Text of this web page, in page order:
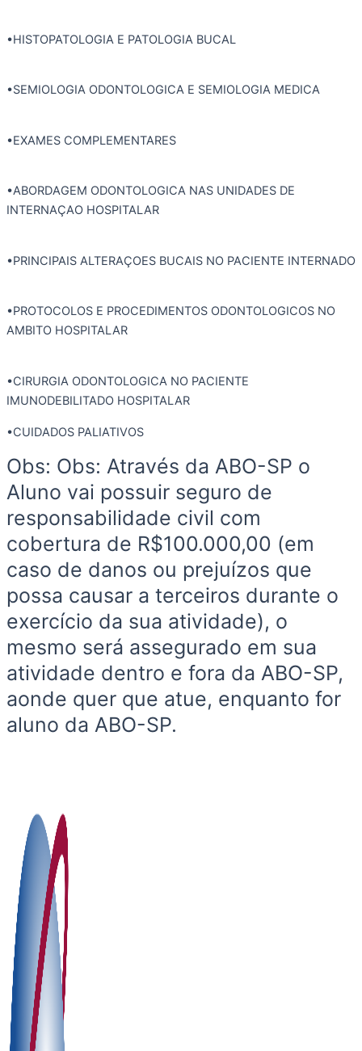
•HISTOPATOLOGIA E PATOLOGIA BUCAL
•SEMIOLOGIA ODONTOLOGICA E SEMIOLOGIA MEDICA
•EXAMES COMPLEMENTARES
•ABORDAGEM ODONTOLOGICA NAS UNIDADES DE
INTERNAÇAO HOSPITALAR
•PRINCIPAIS ALTERAÇOES BUCAIS NO PACIENTE INTERNADO
•PROTOCOLOS E PROCEDIMENTOS ODONTOLOGICOS NO
AMBITO HOSPITALAR
•CIRURGIA ODONTOLOGICA NO PACIENTE
IMUNODEBILITADO HOSPITALAR
•CUIDADOS PALIATIVOS
Obs: Obs: Através da ABO-SP o
Aluno vai possuir seguro de
responsabilidade civil com
cobertura de R$100.000,00 (em
caso de danos ou prejuízos que
possa causar a terceiros durante o
exercício da sua atividade), o
mesmo será assegurado em sua
atividade dentro e fora da ABO-SP,
aonde quer que atue, enquanto for
aluno da ABO-SP.